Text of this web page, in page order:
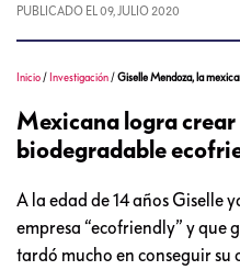
PUBLICADO EL 09, JULIO 2020
Inicio / Investigación /Giselle Mendoza, la
Mexicana logra
biodegradable
A la edad de 14 años Giselle
empresa “ecofriendly” y que
tardó mucho en conseguir su